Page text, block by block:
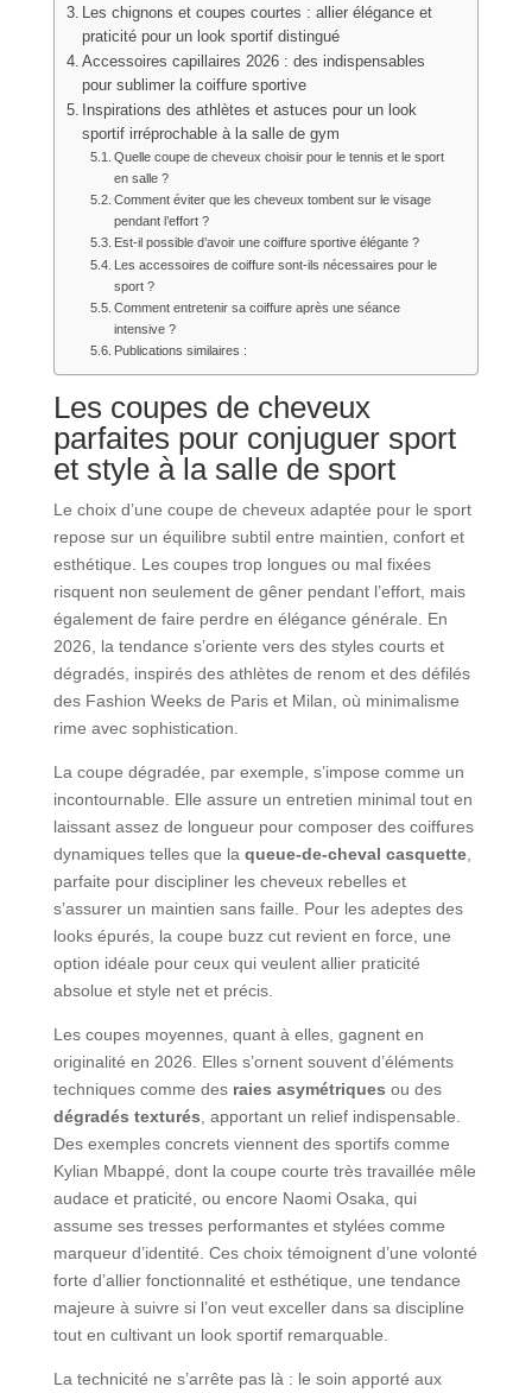
Les chignons et coupes courtes : allier élégance et
praticité pour un look sportif distingué
Accessoires capillaires 2026 : des indispensables
pour sublimer la coiffure sportive
Inspirations des athlètes et astuces pour un look
sportif irréprochable à la salle de gym
Quelle coupe de cheveux choisir pour le tennis et le sport
en salle ?
Comment éviter que les cheveux tombent sur le visage
pendant l’effort ?
Est-il possible d’avoir une coiffure sportive élégante ?
Les accessoires de coiffure sont-ils nécessaires pour le
sport ?
Comment entretenir sa coiffure après une séance
intensive ?
Publications similaires :
Les coupes de cheveux
parfaites pour conjuguer sport
et style à la salle de sport
Le choix d’une coupe de cheveux adaptée pour le sport
repose sur un équilibre subtil entre maintien, confort et
esthétique. Les coupes trop longues ou mal fixées
risquent non seulement de gêner pendant l’effort, mais
également de faire perdre en élégance générale. En
2026, la tendance s’oriente vers des styles courts et
dégradés, inspirés des athlètes de renom et des défilés
des Fashion Weeks de Paris et Milan, où minimalisme
rime avec sophistication.
La coupe dégradée, par exemple, s’impose comme un
incontournable. Elle assure un entretien minimal tout en
laissant assez de longueur pour composer des coiffures
dynamiques telles que la queue-de-cheval casquette,
parfaite pour discipliner les cheveux rebelles et
s’assurer un maintien sans faille. Pour les adeptes des
looks épurés, la coupe buzz cut revient en force, une
option idéale pour ceux qui veulent allier praticité
absolue et style net et précis.
Les coupes moyennes, quant à elles, gagnent en
originalité en 2026. Elles s’ornent souvent d’éléments
techniques comme des raies asymétriques ou des
dégradés texturés, apportant un relief indispensable.
Des exemples concrets viennent des sportifs comme
Kylian Mbappé, dont la coupe courte très travaillée mêle
audace et praticité, ou encore Naomi Osaka, qui
assume ses tresses performantes et stylées comme
marqueur d’identité. Ces choix témoignent d’une volonté
forte d’allier fonctionnalité et esthétique, une tendance
majeure à suivre si l’on veut exceller dans sa discipline
tout en cultivant un look sportif remarquable.
La technicité ne s’arrête pas là : le soin apporté aux